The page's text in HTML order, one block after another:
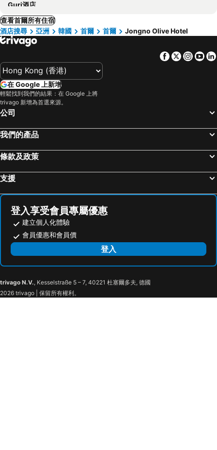
Guri酒店
查看首爾所有住宿
酒店搜尋
亞洲 韓國 首爾 首爾 Jongno Olive Hotel
Facebook
Twitter
在 Google 上新增
輕鬆找到我們的結果：在 Google 上將
trivago 新增為首選來源。
公司
我們的產品
條款及政策
支援
登入享受會員專屬優惠
建立個人化體驗
會員優惠和會員價
登入
trivago N.V., Kesselstraße 5 – 7, 40221 杜塞爾多夫, 德國
2026 trivago | 保留所有權利。